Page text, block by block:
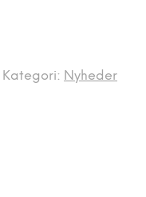
Kategori: Nyheder